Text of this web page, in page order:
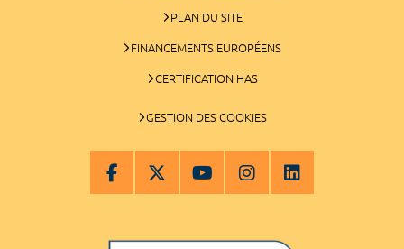
PLAN DU SITE
FINANCEMENTS EUROPÉENS
CERTIFICATION HAS
GESTION DES COOKIES